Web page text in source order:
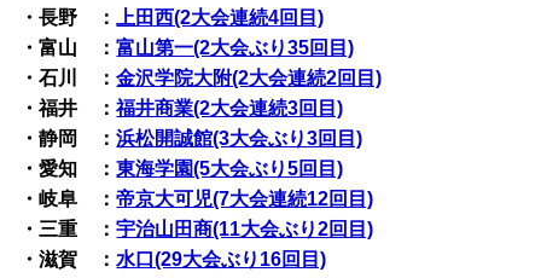
・長野 ：
上田西(2大会連続4回目)
・富山 ：富山第一(2大会ぶり35回目)
・石川 ：金沢学院大附(2大会連続2回目)
・福井 ：福井商業(2大会連続3回目)
・静岡 ：浜松開誠館(3大会ぶり3回目)
・愛知 ：東海学園(5大会ぶり5回目)
・岐阜 ：帝京大可児(7大会連続12回目)
・三重 ：宇治山田商(11大会ぶり2回目)
・滋賀 ： 水口(29大会ぶり16回目)